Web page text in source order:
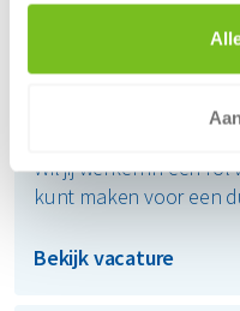
40 uur per week
€3.350,79 en
Wil jij werken in een
kunt maken voor een
Bekijk vacature